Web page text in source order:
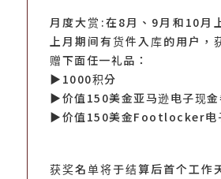
月度大赏:在8月、9月和10月
上月期间有货件入库的用户，
赠下面任一礼品：
▶1000积分
▶价值150美金亚马逊电子现金
▶价值150美金Footlocker电
获奖名单将于结算后首个工作